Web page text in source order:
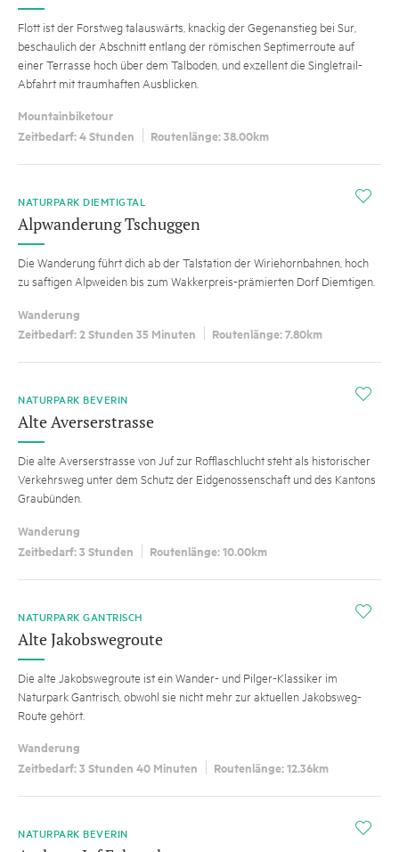
Flott ist der Forstweg talauswärts, knackig der Gegenanstieg bei Sur,
beschaulich der Abschnitt entlang der römischen Septimerroute auf
einer Terrasse hoch über dem Talboden, und exzellent die Singletrail-
Abfahrt mit traumhaften Ausblicken.
Mountainbiketour
Zeitbedarf: 4 Stunden
Routenlänge: 38.00km
i
NATURPARK DIEMTIGTAL
Alpwanderung Tschuggen
Die Wanderung führt dich ab der Talstation der Wiriehornbahnen, hoch
zu saftigen Alpweiden bis zum Wakkerpreis-prämierten Dorf Diemtigen.
Wanderung
Zeitbedarf: 2 Stunden 35 Minuten
Routenlänge: 7.80km
i
NATURPARK BEVERIN
Alte Averserstrasse
Die alte Averserstrasse von Juf zur Rofflaschlucht steht als historischer
Verkehrsweg unter dem Schutz der Eidgenossenschaft und des Kantons
Graubünden.
Wanderung
Zeitbedarf: 3 Stunden
Routenlänge: 10.00km
i
NATURPARK GANTRISCH
Alte Jakobswegroute
Die alte Jakobswegroute ist ein Wander- und Pilger-Klassiker im
Naturpark Gantrisch, obwohl sie nicht mehr zur aktuellen Jakobsweg-
Route gehört.
Wanderung
Zeitbedarf: 3 Stunden 40 Minuten
Routenlänge: 12.36km
i
NATURPARK BEVERIN